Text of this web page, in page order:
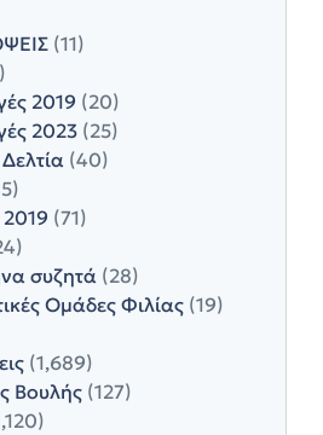
(11)
2019 (20)
2023 (25)
(40)
(71)
συζητά (28)
Ομάδες Φιλίας (19)
(1,689)
Βουλής (127)